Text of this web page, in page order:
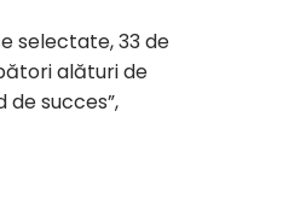
selectate, 33 de
alături de
succes”,